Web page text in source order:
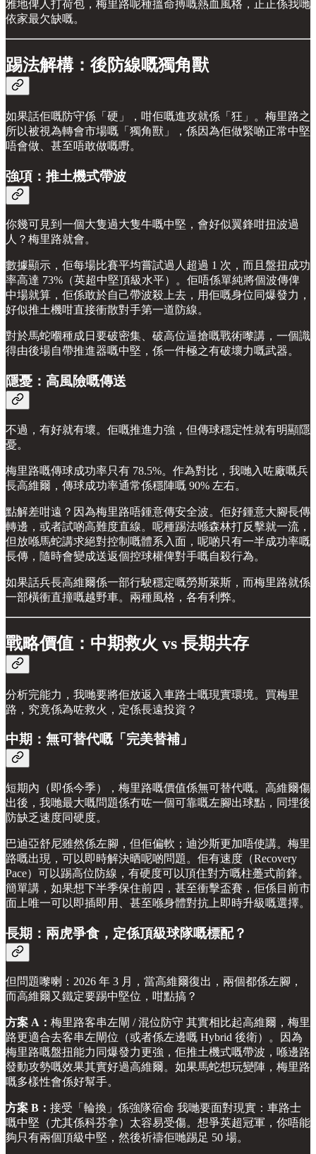
雅地俾人打荷包，梅里路呢種搵命搏嘅熱血風格，正正係我哋
依家最欠缺嘅。
踢法解構：後防線嘅獨角獸
如果話佢嘅防守係「硬」，咁佢嘅進攻就係「狂」。梅里路之
所以被視為轉會市場嘅「獨角獸」，係因為佢做緊啲正常中堅
唔會做、甚至唔敢做嘅嘢。
強項：推土機式帶波
你幾可見到一個大隻過大隻牛嘅中堅，會好似翼鋒咁扭波過
人？梅里路就會。
數據顯示，佢每場比賽平均嘗試過人超過 1 次，而且盤扭成功
率高達 73%（英超中堅頂級水平）。佢唔係單純將個波傳俾
中場就算，佢係敢於自己帶波殺上去，用佢嘅身位同爆發力，
好似推土機咁直接衝散對手第一道防線。
對於馬蛇嗰種成日要破密集、破高位逼搶嘅戰術嚟講，一個識
得由後場自帶推進器嘅中堅，係一件極之有破壞力嘅武器。
隱憂：高風險嘅傳送
不過，有好就有壞。佢嘅推進力強，但傳球穩定性就有明顯隱
憂。
梅里路嘅傳球成功率只有 78.5%。作為對比，我哋入咗廠嘅兵
長高維爾，傳球成功率通常係穩陣嘅 90% 左右。
點解差咁遠？因為梅里路唔鍾意傳安全波。佢好鍾意大腳長傳
轉邊，或者試啲高難度直線。呢種踢法喺森林打反擊就一流，
但放喺馬蛇講求絕對控制嘅體系入面，呢啲只有一半成功率嘅
長傳，隨時會變成送返個控球權俾對手嘅自殺行為。
如果話兵長高維爾係一部行駛穩定嘅勞斯萊斯，而梅里路就係
一部橫衝直撞嘅越野車。兩種風格，各有利弊。
戰略價值：中期救火 vs 長期共存
分析完能力，我哋要將佢放返入車路士嘅現實環境。買梅里
路，究竟係為咗救火，定係長遠投資？
中期：無可替代嘅「完美替補」
短期內（即係今季），梅里路嘅價值係無可替代嘅。高維爾傷
出後，我哋最大嘅問題係冇咗一個可靠嘅左腳出球點，同埋後
防缺乏速度同硬度。
巴迪亞舒尼雖然係左腳，但佢偏軟；迪沙斯更加唔使講。梅里
路嘅出現，可以即時解決晒呢啲問題。佢有速度（Recovery
Pace）可以踢高位防線，有硬度可以頂住對方嘅柱躉式前鋒。
簡單講，如果想下半季保住前四，甚至衝擊盃賽，佢係目前市
面上唯一可以即插即用、甚至喺身體對抗上即時升級嘅選擇。
長期：兩虎爭食，定係頂級球隊嘅標配？
但問題嚟喇：2026 年 3 月，當高維爾復出，兩個都係左腳，
而高維爾又鐵定要踢中堅位，咁點搞？
方案 A： 梅里路客串左閘 / 混位防守 其實相比起高維爾，梅里
路更適合去客串左閘位（或者係左邊嘅 Hybrid 後衛）。因為
梅里路嘅盤扭能力同爆發力更強，佢推土機式嘅帶波，喺邊路
發動攻勢嘅效果其實好過高維爾。如果馬蛇想玩變陣，梅里路
嘅多樣性會係好幫手。
方案 B： 接受「輪換」係強隊宿命 我哋要面對現實：車路士
嘅中堅（尤其係科芬拿）太容易受傷。想爭英超冠軍，你唔能
夠只有兩個頂級中堅，然後祈禱佢哋踢足 50 場。